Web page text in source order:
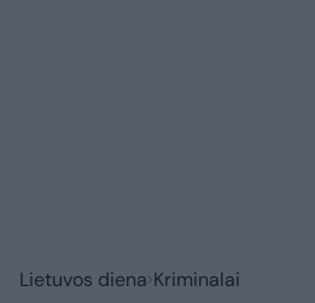
Lietuvos diena Kriminalai